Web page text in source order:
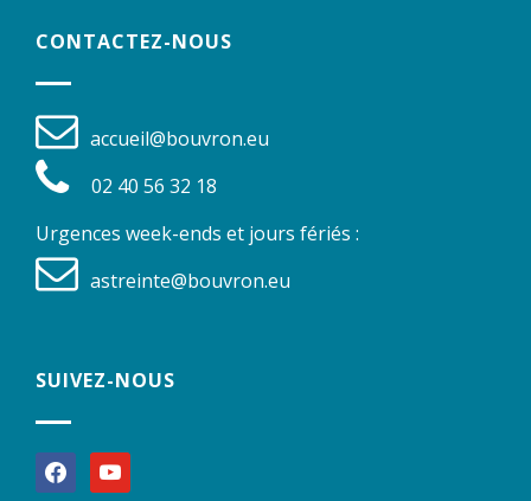
CONTACTEZ-NOUS
accueil@bouvron.eu
02 40 56 32 18
Urgences week-ends et jours fériés :
astreinte@bouvron.eu
SUIVEZ-NOUS
facebookyoutube